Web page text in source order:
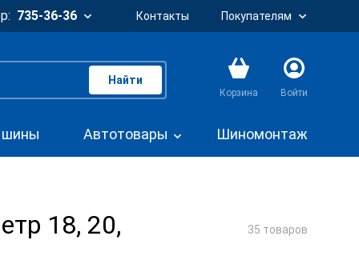
735-36-36 Контакты Покупателям
Найти
Корзина Войти
шины Автотовары Шиномонтаж
18, 20,
35 товаров